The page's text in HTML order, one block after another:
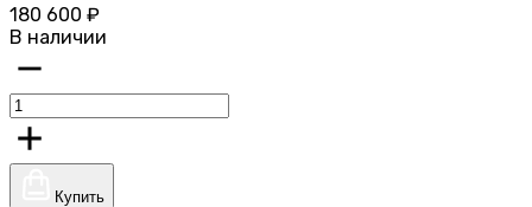
180 600 ₽
В наличии
Купить